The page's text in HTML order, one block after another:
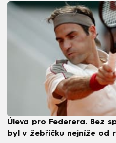
Úleva pro Federera. Bez
byl v žebříčku nejníže od